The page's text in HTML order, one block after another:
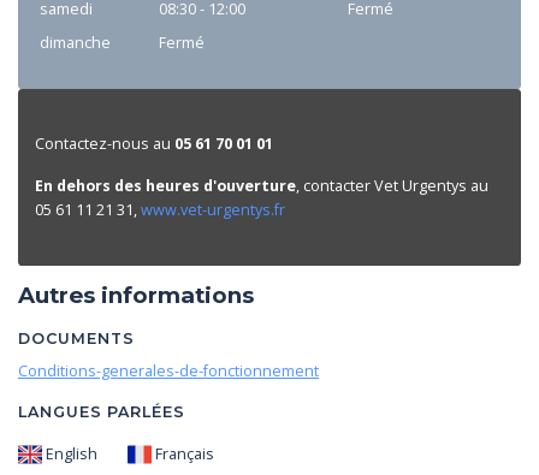
samedi
08:30 - 12:00
Fermé
dimanche
Fermé
Contactez-nous au 05 61 70 01 01
En dehors des heures d'ouverture, contacter Vet Urgentys au
05 61 11 21 31,www.vet-urgentys.fr
Autres informations
DOCUMENTS
Conditions-generales-de-fonctionnement
LANGUES PARLÉES
English
Français